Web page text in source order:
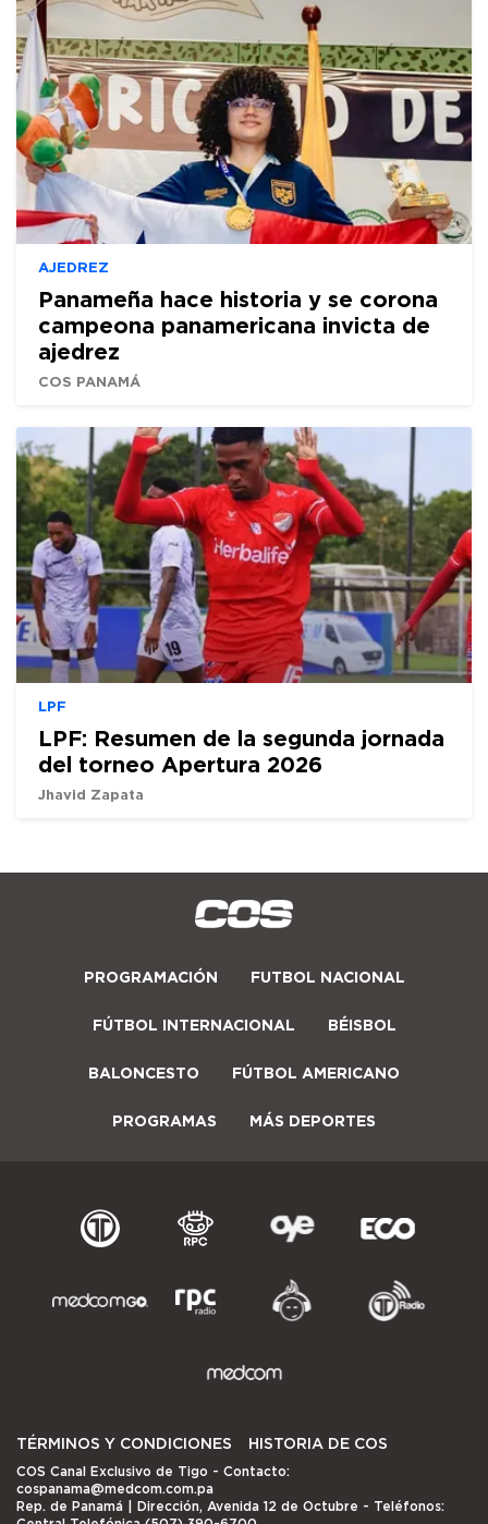
AJEDREZ
Panameña hace historia y se corona
campeona panamericana invicta de
ajedrez
COS PANAMÁ
LPF
LPF: Resumen de la segunda jornada
del torneo Apertura 2026
Jhavid Zapata
PROGRAMACIÓN FUTBOL NACIONAL
FÚTBOL INTERNACIONAL BÉISBOL
BALONCESTO FÚTBOL AMERICANO
PROGRAMAS MÁS DEPORTES
TÉRMINOS Y CONDICIONES HISTORIA DE COS
COS Canal Exclusivo de Tigo - Contacto:
cospanama@medcom.com.pa
Rep. de Panamá | Dirección, Avenida 12 de Octubre - Teléfonos: